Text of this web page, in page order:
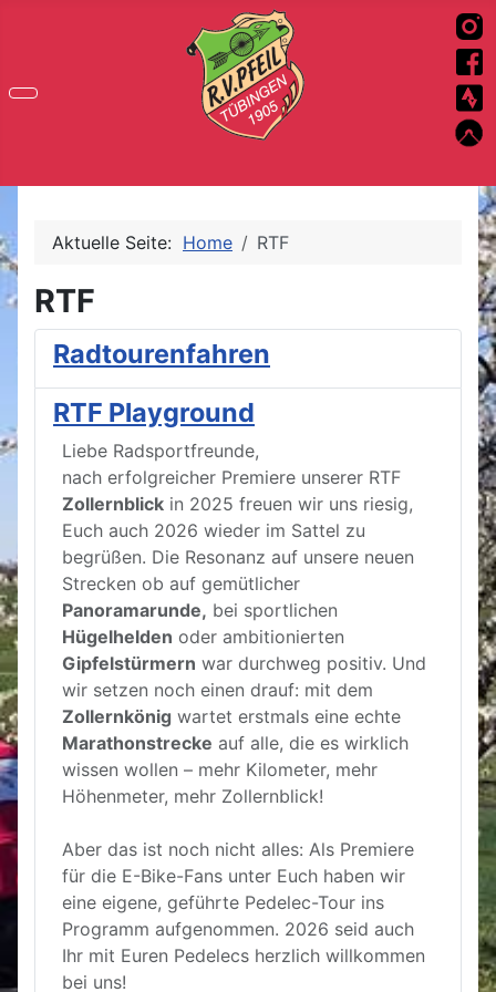
Aktuelle Seite: Home RTF
RTF
Radtourenfahren
RTF Playground
Liebe Radsportfreunde,
nach erfolgreicher Premiere unserer RTF
Zollernblick in 2025 freuen wir uns riesig,
Euch auch 2026 wieder im Sattel zu
begrüßen. Die Resonanz auf unsere neuen
Strecken ob auf gemütlicher
Panoramarunde, bei sportlichen
Hügelhelden oder ambitionierten
Gipfelstürmern war durchweg positiv. Und
wir setzen noch einen drauf: mit dem
Zollernkönig wartet erstmals eine echte
Marathonstrecke auf alle, die es wirklich
wissen wollen – mehr Kilometer, mehr
Höhenmeter, mehr Zollernblick!
Aber das ist noch nicht alles: Als Premiere
für die E-Bike-Fans unter Euch haben wir
eine eigene, geführte Pedelec-Tour ins
Programm aufgenommen. 2026 seid auch
Ihr mit Euren Pedelecs herzlich willkommen
bei uns!